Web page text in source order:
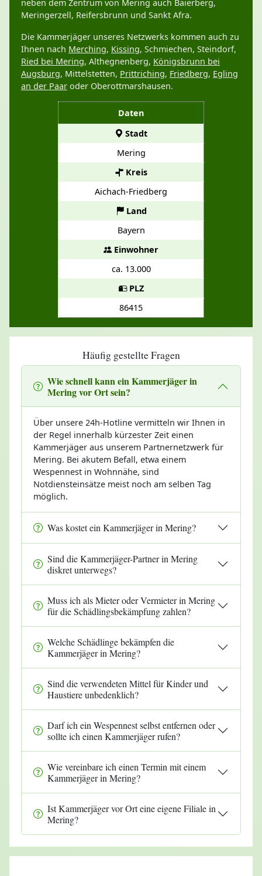
Daten
Stadt
Mering
Kreis
Aichach-Friedberg
Land
Bayern
Einwohner
ca. 13.000
PLZ
86415
neben dem Zentrum von Mering auch Baierberg,
Meringerzell, Reifersbrunn und Sankt Afra.
Die Kammerjäger unseres Netzwerks kommen auch zu
Ihnen nach Merching, Kissing, Schmiechen, Steindorf,
Ried bei Mering, Althegnenberg, Königsbrunn bei
Augsburg, Mittelstetten, Prittriching, Friedberg, Egling
an der Paar oder Oberottmarshausen.
Häufig gestellte Fragen
Wie schnell kann ein Kammerjäger in
Mering vor Ort sein?
Über unsere 24h-Hotline vermitteln wir Ihnen in
der Regel innerhalb kürzester Zeit einen
Kammerjäger aus unserem Partnernetzwerk für
Mering. Bei akutem Befall, etwa einem
Wespennest in Wohnnähe, sind
Notdiensteinsätze meist noch am selben Tag
möglich.
Was kostet ein Kammerjäger in Mering?
Sind die Kammerjäger-Partner in Mering
diskret unterwegs?
Muss ich als Mieter oder Vermieter in Mering
für die Schädlingsbekämpfung zahlen?
Welche Schädlinge bekämpfen die
Kammerjäger in Mering?
Sind die verwendeten Mittel für Kinder und
Haustiere unbedenklich?
Darf ich ein Wespennest selbst entfernen oder
sollte ich einen Kammerjäger rufen?
Wie vereinbare ich einen Termin mit einem
Kammerjäger in Mering?
Ist Kammerjäger vor Ort eine eigene Filiale in
Mering?